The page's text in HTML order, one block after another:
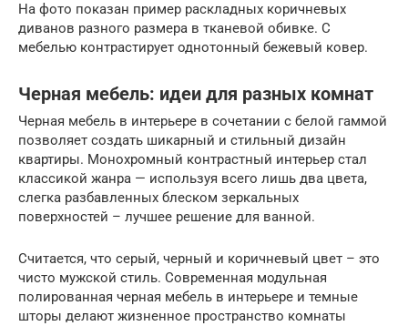
На фото показан пример раскладных коричневых
диванов разного размера в тканевой обивке. С
мебелью контрастирует однотонный бежевый ковер.
Черная мебель: идеи для разных комнат
Черная мебель в интерьере в сочетании с белой гаммой
позволяет создать шикарный и стильный дизайн
квартиры. Монохромный контрастный интерьер стал
классикой жанра — используя всего лишь два цвета,
слегка разбавленных блеском зеркальных
поверхностей – лучшее решение для ванной.
Считается, что серый, черный и коричневый цвет – это
чисто мужской стиль. Современная модульная
полированная черная мебель в интерьере и темные
шторы делают жизненное пространство комнаты